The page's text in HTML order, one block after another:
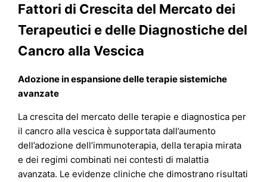
Fattori di Crescita del Mercato dei
Terapeutici e delle Diagnostiche del
Cancro alla Vescica
Adozione in espansione delle terapie sistemiche
avanzate
La crescita del mercato delle terapie e diagnostica per
il cancro alla vescica è supportata dall’aumento
dell’adozione dell’immunoterapia, della terapia mirata
e dei regimi combinati nei contesti di malattia
avanzata. Le evidenze cliniche che dimostrano risultati